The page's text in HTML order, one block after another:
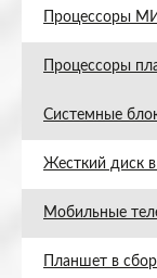
Процессоры
Процессоры
Системные
Жесткий диск
Мобильные
Планшет в